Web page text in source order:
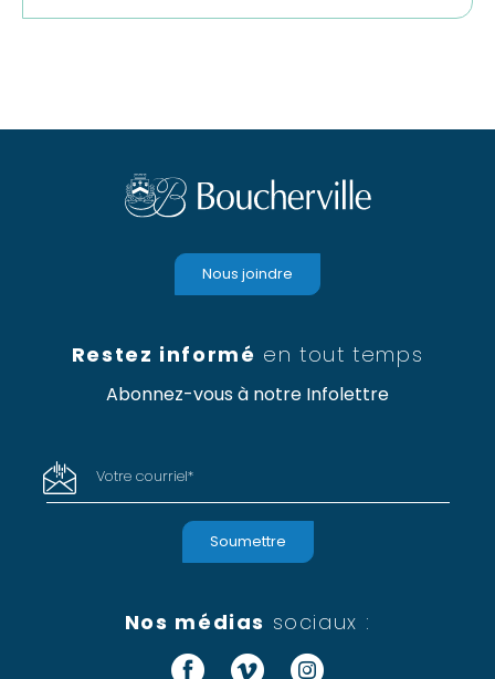
Restez informé en tout temps
Abonnez-vous à notre Infolettre
Votre courriel*
Nous joindre
Nos médias sociaux :